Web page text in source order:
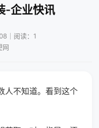
-企业快讯
｜阅读：1
网
人不知道。看到这个